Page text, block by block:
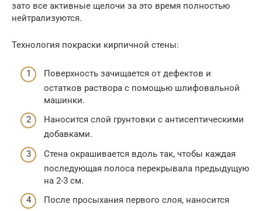
зато все активные щелочи за это время полностью
нейтрализуются.
Технология покраски кирпичной стены:
Поверхность зачищается от дефектов и
остатков раствора с помощью шлифовальной
машинки.
Наносится слой грунтовки с антисептическими
добавками.
Стена окрашивается вдоль так, чтобы каждая
последующая полоса перекрывала предыдущую
на 2-3 см.
После просыхания первого слоя, наносится